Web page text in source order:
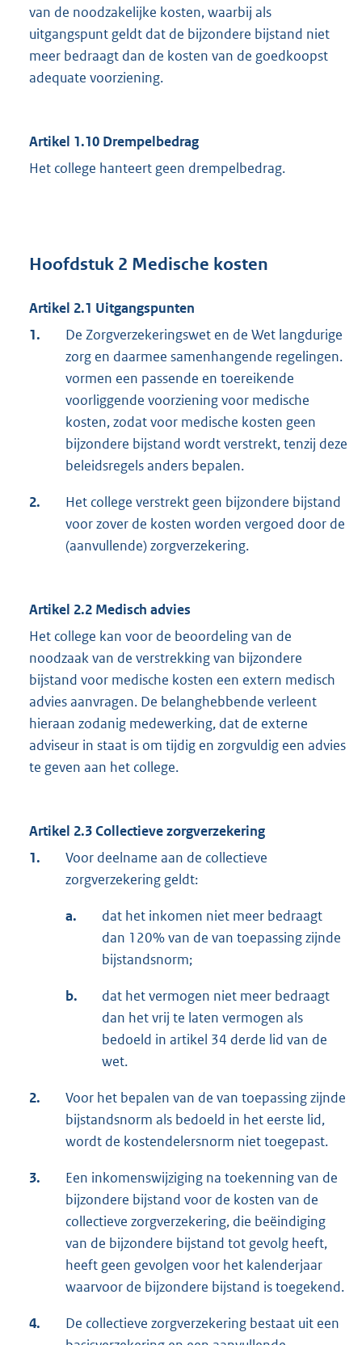
van de noodzakelijke kosten, waarbij als
uitgangspunt geldt dat de bijzondere bijstand niet
meer bedraagt dan de kosten van de goedkoopst
adequate voorziening.
Artikel 1.10 Drempelbedrag
Het college hanteert geen drempelbedrag.
Hoofdstuk 2 Medische kosten
Artikel 2.1 Uitgangspunten
1.
De Zorgverzekeringswet en de Wet langdurige
zorg en daarmee samenhangende regelingen.
vormen een passende en toereikende
voorliggende voorziening voor medische
kosten, zodat voor medische kosten geen
bijzondere bijstand wordt verstrekt, tenzij deze
beleidsregels anders bepalen.
2.
Het college verstrekt geen bijzondere bijstand
voor zover de kosten worden vergoed door de
(aanvullende) zorgverzekering.
Artikel 2.2 Medisch advies
Het college kan voor de beoordeling van de
noodzaak van de verstrekking van bijzondere
bijstand voor medische kosten een extern medisch
advies aanvragen. De belanghebbende verleent
hieraan zodanig medewerking, dat de externe
adviseur in staat is om tijdig en zorgvuldig een advies
te geven aan het college.
Artikel 2.3 Collectieve zorgverzekering
1.
Voor deelname aan de collectieve
zorgverzekering geldt:
a.
dat het inkomen niet meer bedraagt
dan 120% van de van toepassing zijnde
bijstandsnorm;
b.
dat het vermogen niet meer bedraagt
dan het vrij te laten vermogen als
bedoeld in artikel 34 derde lid van de
wet.
2.
Voor het bepalen van de van toepassing zijnde
bijstandsnorm als bedoeld in het eerste lid,
wordt de kostendelersnorm niet toegepast.
3.
Een inkomenswijziging na toekenning van de
bijzondere bijstand voor de kosten van de
collectieve zorgverzekering, die beëindiging
van de bijzondere bijstand tot gevolg heeft,
heeft geen gevolgen voor het kalenderjaar
waarvoor de bijzondere bijstand is toegekend.
4.
De collectieve zorgverzekering bestaat uit een